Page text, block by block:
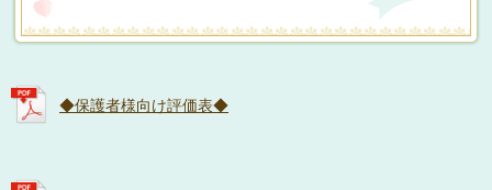
◆保護者様向け評価表◆